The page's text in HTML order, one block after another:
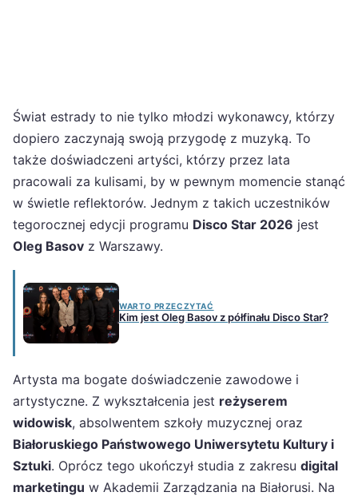
Świat estrady to nie tylko młodzi wykonawcy, którzy
dopiero zaczynają swoją przygodę z muzyką. To
także doświadczeni artyści, którzy przez lata
pracowali za kulisami, by w pewnym momencie stanąć
w świetle reflektorów. Jednym z takich uczestników
tegorocznej edycji programu Disco Star 2026 jest
Oleg Basov z Warszawy.
WARTO PRZECZYTAĆ
Kim jest Oleg Basov z półfinału Disco Star?
Artysta ma bogate doświadczenie zawodowe i
artystyczne. Z wykształcenia jest reżyserem
widowisk, absolwentem szkoły muzycznej oraz
Białoruskiego Państwowego Uniwersytetu Kultury i
Sztuki. Oprócz tego ukończył studia z zakresu digital
marketingu w Akademii Zarządzania na Białorusi. Na